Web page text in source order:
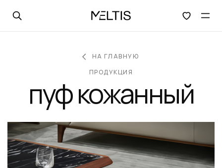
Открыть поиск
НА ГЛАВНУЮ
ПРОДУКЦИЯ
пуф кожанный